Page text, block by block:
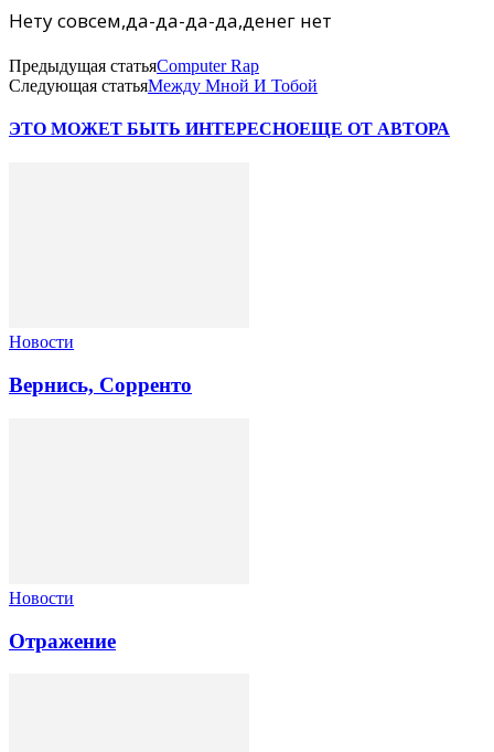
Нету совсем,да-да-да-да,денег нет
Предыдущая статьяComputer Rap
Следующая статьяМежду Мной И Тобой
ЭТО МОЖЕТ БЫТЬ ИНТЕРЕСНОЕЩЕ ОТ АВТОРА
Новости
Вернись, Сорренто
Новости
Отражение